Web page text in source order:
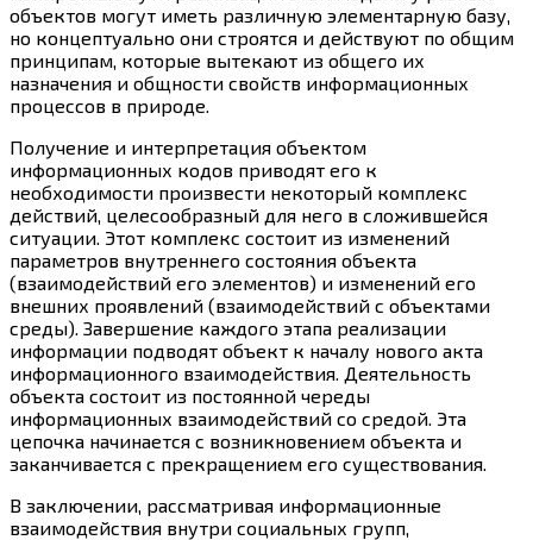
объектов могут иметь различную элементарную базу,
но концептуально они строятся и действуют по общим
принципам, которые вытекают из общего их
назначения и общности свойств информационных
процессов в природе.
Получение и интерпретация объектом
информационных кодов приводят его к
необходимости произвести некоторый комплекс
действий, целесообразный для него в сложившейся
ситуации. Этот комплекс состоит из изменений
параметров внутреннего состояния объекта
(взаимодействий его элементов) и изменений его
внешних проявлений (взаимодействий с объектами
среды). Завершение каждого этапа реализации
информации подводят объект к началу нового акта
информационного взаимодействия. Деятельность
объекта состоит из постоянной череды
информационных взаимодействий со средой. Эта
цепочка начинается с возникновением объекта и
заканчивается с прекращением его существования.
В заключении, рассматривая информационные
взаимодействия внутри социальных групп,